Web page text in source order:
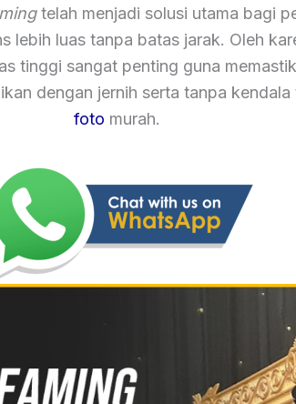
telah menjadi solusi utama bagi
lebih luas tanpa batas jarak. Oleh
tinggi sangat penting guna
dengan jernih serta tanpa
foto murah.